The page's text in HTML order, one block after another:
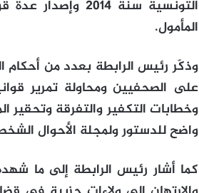
التونسية سنة
المأمول.
وذكّر رئيس الرابطة بعدد من أحكام
على الصحفيين ومحاولة تمرير
وخطابات التكفير والتفرقة
واضح للدستور ولمجلة الأحوال
كما أشار رئيس الرابطة إلى ما